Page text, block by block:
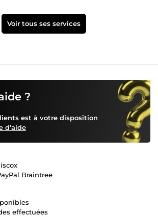
Voir tous ses services
?
est à votre disposition
d’aide
Braintree
effectuées